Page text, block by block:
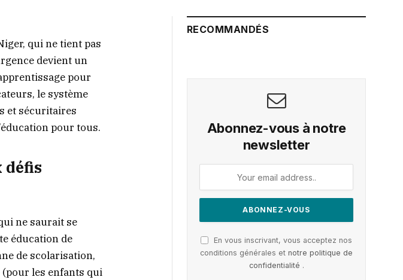
qui ne tient pas
devient un
pour
le système
et sécuritaires
pour tous.
défis
ne saurait se
éducation de
de scolarisation,
les enfants qui
RECOMMANDÉS
Abonnez-vous à notre
newsletter
En vous inscrivant, vous acceptez nos
conditions générales et notre politique de
confidentialité .